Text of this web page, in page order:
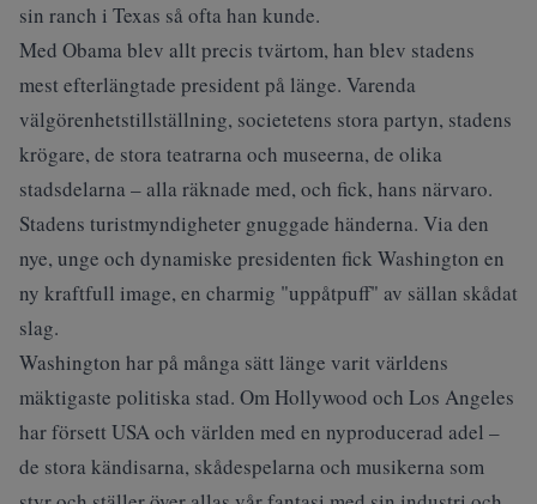
sin ranch i Texas så ofta han kunde.
Med Obama blev allt precis tvärtom, han blev stadens
mest efterlängtade president på länge. Varenda
välgörenhetstillställning, societetens stora partyn, stadens
krögare, de stora teatrarna och museerna, de olika
stadsdelarna – alla räknade med, och fick, hans närvaro.
Stadens turistmyndigheter gnuggade händerna. Via den
nye, unge och dynamiske presidenten fick Washington en
ny kraftfull image, en charmig "uppåtpuff" av sällan skådat
slag.
Washington har på många sätt länge varit världens
mäktigaste politiska stad. Om Hollywood och Los Angeles
har försett USA och världen med en nyproducerad adel –
de stora kändisarna, skådespelarna och musikerna som